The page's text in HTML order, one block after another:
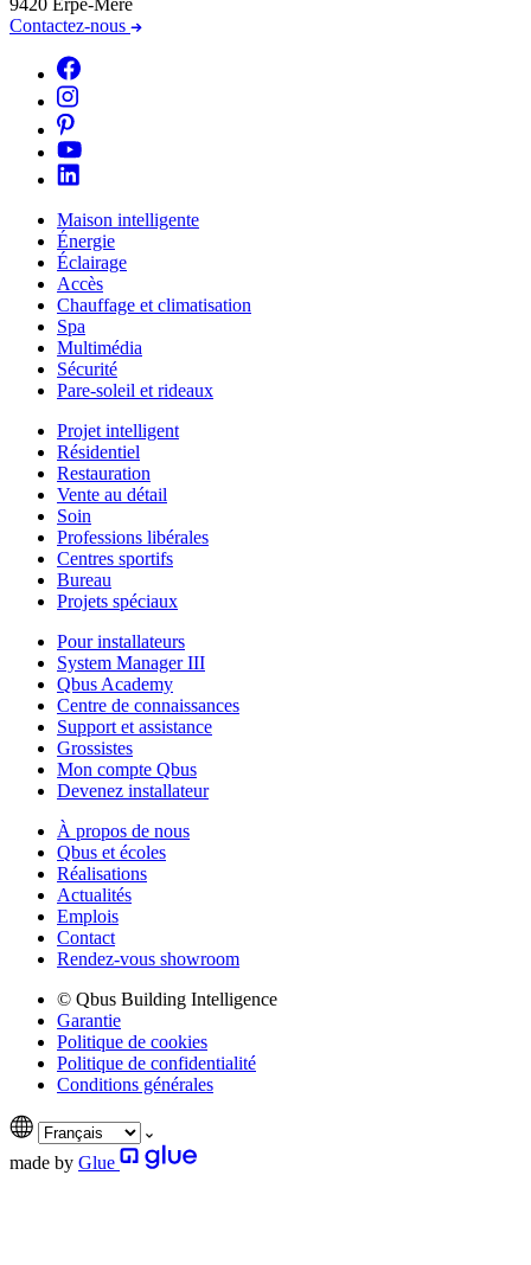
Contactez-nous
Maison intelligente
Énergie
Éclairage
Accès
Chauffage et climatisation
Spa
Multimédia
Sécurité
Pare-soleil et rideaux
Projet intelligent
Résidentiel
Restauration
Vente au détail
Soin
Professions libérales
Centres sportifs
Bureau
Projets spéciaux
Pour installateurs
System Manager III
Qbus Academy
Centre de connaissances
Support et assistance
Grossistes
Mon compte Qbus
Devenez installateur
À propos de nous
Qbus et écoles
Réalisations
Actualités
Emplois
Contact
Rendez-vous showroom
© Qbus Building Intelligence
Garantie
Politique de cookies
Politique de confidentialité
Conditions générales
made by Glue